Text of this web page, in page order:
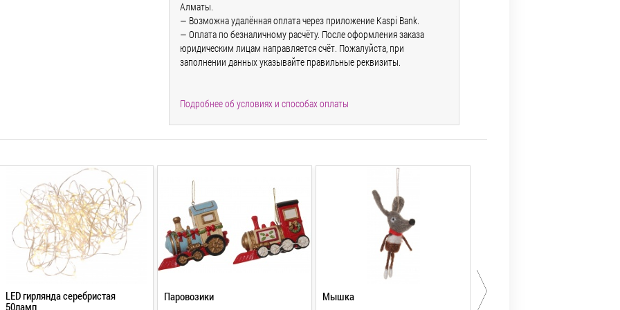
Алматы.
— Возможна удалённая оплата через приложение Kaspi Bank.
— Оплата по безналичному расчёту. После оформления заказа
юридическим лицам направляется счёт. Пожалуйста, при
заполнении данных указывайте правильные реквизиты.
Подробнее об условиях и способах оплаты
LED гирлянда серебристая
50ламп
Паровозики Мышка Шар стеклянный золотой